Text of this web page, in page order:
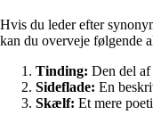
Hvis du leder efter
kan du overveje følgende
Tinding: Den del af
Sideflade: En
Skælf: Et mere